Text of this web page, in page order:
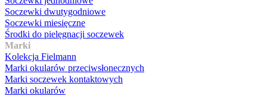
Soczewki dwutygodniowe
Soczewki miesięczne
Środki do pielęgnacji soczewek
Marki
Kolekcja Fielmann
Marki okularów przeciwsłonecznych
Marki soczewek kontaktowych
Marki okularów